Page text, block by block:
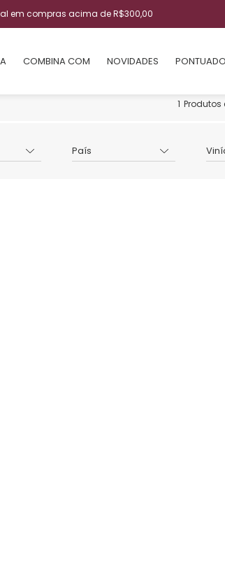
em compras acima de R$300,00
COMBINA COM NOVIDADES
1
País